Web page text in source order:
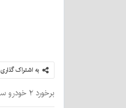
به اشتراک گذاری
برخورد ۲ خودرو سواری با یکدیگر در جاده فهرج – بم طی چهارشنبه‌شب ۲ کشته و چهار مصدوم بر جای گذاشت.